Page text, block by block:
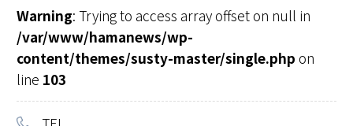
Warning: Trying to access array offset on null in
/var/www/hamanews/wp-
content/themes/susty-master/single.php on
line 103